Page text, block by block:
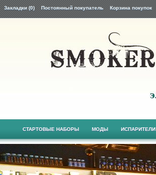
Закладки (0) Постоянный покупатель Корзина покупок
СТАРТОВЫЕ НАБОРЫ МОДЫ ИСПАРИТЕЛИ